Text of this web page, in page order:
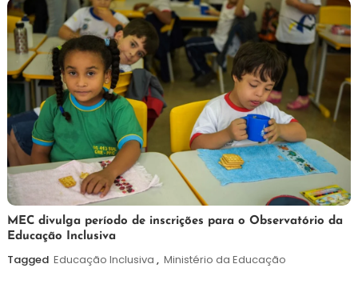
7
de
agosto
Maurilio
MEC divulga período de inscrições para o Observatório da
Educação Inclusiva
Tagged Educação Inclusiva , Ministério da Educação